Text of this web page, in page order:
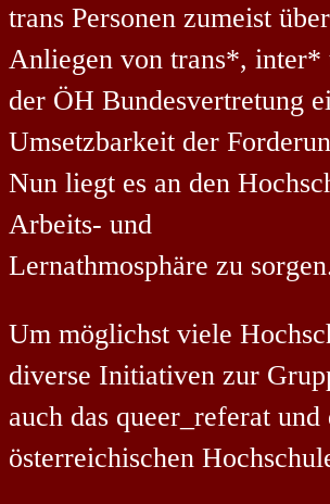
trans Personen zumeist
Anliegen von trans*, inter*
der ÖH Bundesvertretung
Umsetzbarkeit der
Nun liegt es an den
Arbeits- und
Lernathmosphäre zu
Um möglichst viele
diverse Initiativen zur
auch das queer_referat
österreichischen